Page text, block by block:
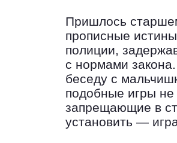
Пришлось
прописные
полиции,
с нормами
беседу с
подобные игры
запрещающие в
установить —